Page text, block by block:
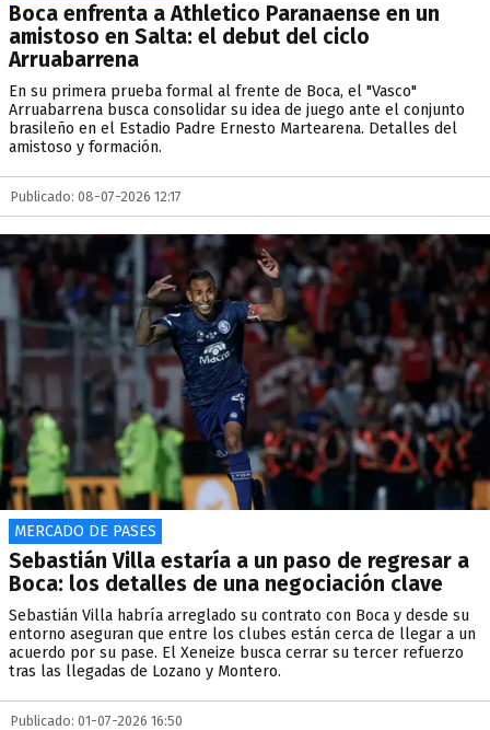
Boca enfrenta a Athletico Paranaense en un
amistoso en Salta: el debut del ciclo
Arruabarrena
En su primera prueba formal al frente de Boca, el "Vasco"
Arruabarrena busca consolidar su idea de juego ante el conjunto
brasileño en el Estadio Padre Ernesto Martearena. Detalles del
amistoso y formación.
Publicado: 08-07-2026 12:17
MERCADO DE PASES
Sebastián Villa estaría a un paso de regresar a
Boca: los detalles de una negociación clave
Sebastián Villa habría arreglado su contrato con Boca y desde su
entorno aseguran que entre los clubes están cerca de llegar a un
acuerdo por su pase. El Xeneize busca cerrar su tercer refuerzo
tras las llegadas de Lozano y Montero.
Publicado: 01-07-2026 16:50